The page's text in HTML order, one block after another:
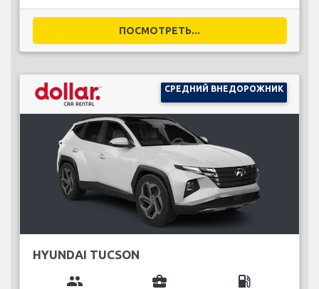
ПОСМОТРЕТЬ...
СРЕДНИЙ ВНЕДОРОЖНИК
HYUNDAI TUCSON
group business_center local_gas_station